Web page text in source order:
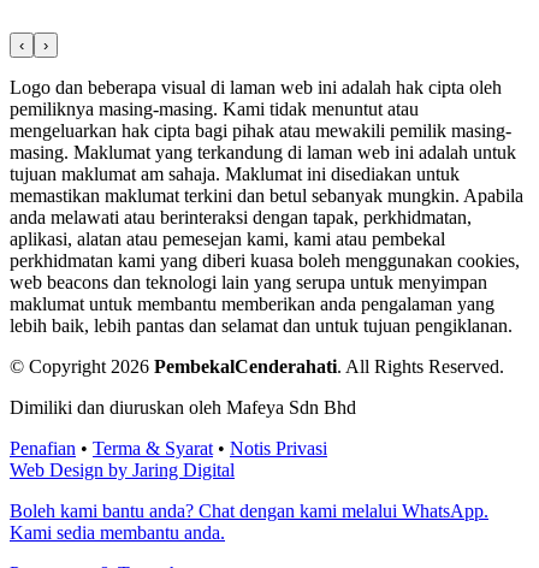
‹ ›
Logo dan beberapa visual di laman web ini adalah hak cipta oleh
pemiliknya masing-masing. Kami tidak menuntut atau
mengeluarkan hak cipta bagi pihak atau mewakili pemilik masing-
masing. Maklumat yang terkandung di laman web ini adalah untuk
tujuan maklumat am sahaja. Maklumat ini disediakan untuk
memastikan maklumat terkini dan betul sebanyak mungkin. Apabila
anda melawati atau berinteraksi dengan tapak, perkhidmatan,
aplikasi, alatan atau pemesejan kami, kami atau pembekal
perkhidmatan kami yang diberi kuasa boleh menggunakan cookies,
web beacons dan teknologi lain yang serupa untuk menyimpan
maklumat untuk membantu memberikan anda pengalaman yang
lebih baik, lebih pantas dan selamat dan untuk tujuan pengiklanan.
© Copyright 2026 PembekalCenderahati. All Rights Reserved.
Dimiliki dan diuruskan oleh Mafeya Sdn Bhd
Penafian • Terma & Syarat • Notis Privasi
Web Design by Jaring Digital
Boleh kami bantu anda? Chat dengan kami melalui WhatsApp.
Kami sedia membantu anda.